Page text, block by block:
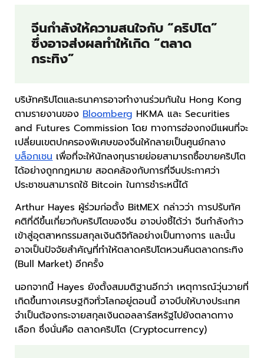
จีนกำลังให้ความสนใจกับ “คริปโต”
ซึ่งอาจส่งผลทำให้เกิด “ตลาด
กระทิง”
บริษัทคริปโตและธนาคารอาจทำงานร่วมกันใน Hong Kong
ตามรายงานของBloomberg HKMA และ Securities
and Futures Commission โดย ทางการฮ่องกงมีแผนที่จะ
เปลี่ยนเขตปกครองพิเศษของจีนให้กลายเป็นศูนย์กลาง
บล็อกเชนเพื่อที่จะให้นักลงทุนรายย่อยสามารถซื้อขายคริปโต
ได้อย่างถูกกฎหมาย สอดคล้องกับการที่จีนประกาศว่า
ประชาชนสามารถใช้ Bitcoin ในการชำระหนี้ได้
Arthur Hayes ผู้ร่วมก่อตั้ง BitMEX กล่าวว่า การปรับทัศ
คติที่ดีขึ้นเกี่ยวกับคริปโตของจีน อาจบ่งชี้ได้ว่า จีนกำลังก้าว
เข้าสู่อุตสาหกรรมสกุลเงินดิจิทัลอย่างเป็นทางการ และนั้น
อาจเป็นปัจจัยสำคัญที่ทำให้ตลาดคริปโตหวนคืนตลาดกระทิง
(Bull Market) อีกครั้ง
นอกจากนี้ Hayes ยังตั้งสมมติฐานอีกว่า เหตุการณ์วุ่นวายที่
เกิดขึ้นทางเศรษฐกิจทั่วโลกอยู่ตอนนี้ อาจบีบให้บางประเทศ
จำเป็นต้องกระจายสกุลเงินดอลลาร์สหรัฐไปยังตลาดทาง
เลือก ซึ่งนั่นคือ ตลาดคริปโต (Cryptocurrency)